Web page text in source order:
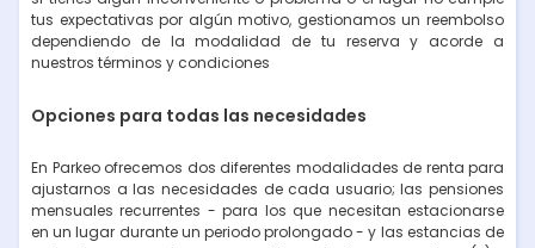
tus expectativas por algún motivo, gestionamos un reembolso
dependiendo de la modalidad de tu reserva y acorde a
nuestros términos y condiciones
Opciones para todas las necesidades
En Parkeo ofrecemos dos diferentes modalidades de renta para
ajustarnos a las necesidades de cada usuario; las pensiones
mensuales recurrentes - para los que necesitan estacionarse
en un lugar durante un periodo prolongado - y las estancias de